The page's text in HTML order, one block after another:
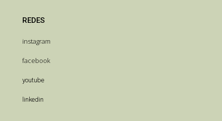
REDES
instagram
facebook
youtube
linkedin